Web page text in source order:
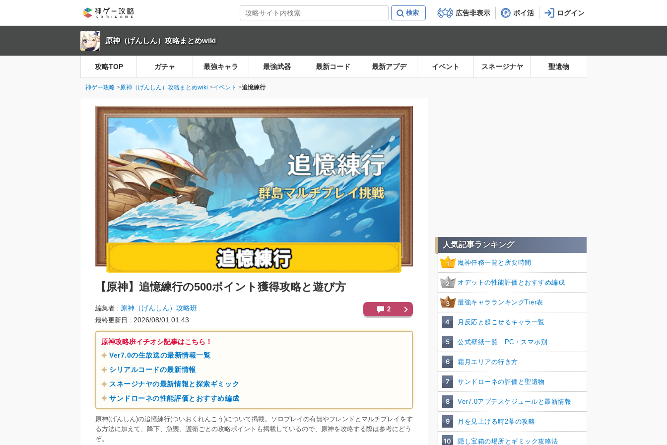
広告非表示 ポイ活
原神（げんしん）攻略まとめwiki
攻略TOP ガチャ 最強キャラ 最強武器 最新コード 最新アプデ イベント スネージナヤ 聖遺物
神ゲー攻略 原神（げんしん）攻略まとめwiki イベント 追憶練行
【原神】 追憶練行の500ポイント獲得攻略と遊び方
編集者 原神（げんしん）攻略班
最終更新日 2026/08/01 01:43
2
原神攻略班イチオシ記事はこちら！
Ver7.0の生放送の最新情報一覧
シリアルコードの最新情報
スネージナヤの最新情報と探索ギミック
サンドローネの性能評価とおすすめ編成
原神(げんしん)の追憶練行(ついおくれんこう)について掲載。ソロプレイの有無やフレンドとマルチプレイをす
る方法に加えて、降下、急襲、護衛ごとの攻略ポイントも掲載しているので、原神を攻略する際は参考にどう
ぞ。
人気記事ランキング
1 魔神任務一覧と所要時間
2 オデットの性能評価とおすすめ編成
3 最強キャラランキングTier表
4 月反応と起こせるキャラ一覧
5 公式壁紙一覧｜PC・スマホ別
6 霜月エリアの行き方
7 サンドローネの評価と聖遺物
8 Ver7.0アプデスケジュールと最新情報
9 月を見上げる時2幕の攻略
10 隠し宝箱の場所とギミック攻略法